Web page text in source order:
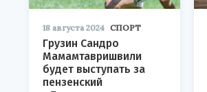
18 августа 2024 СПОРТ
Грузин Сандро
Мамамтавришвили
будет выступать за
пензенский